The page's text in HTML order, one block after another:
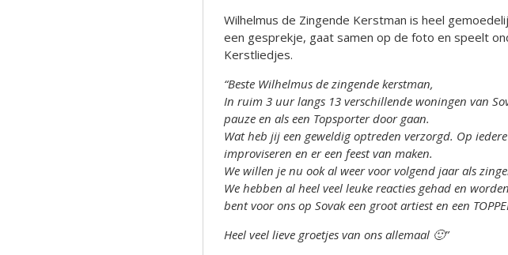
Wilhelmus de Zingende Kerstman is heel
een gesprekje, gaat samen op de foto en speelt
Kerstliedjes.
“Beste Wilhelmus de zingende kerstman,
In ruim 3 uur langs 13 verschillende woningen van
pauze en als een Topsporter door gaan.
Wat heb jij een geweldig optreden verzorgd. Op
improviseren en er een feest van maken.
We willen je nu ook al weer voor volgend jaar als
We hebben al heel veel leuke reacties gehad en
bent voor ons op Sovak een groot artiest en een
Heel veel lieve groetjes van ons allemaal 🙂”